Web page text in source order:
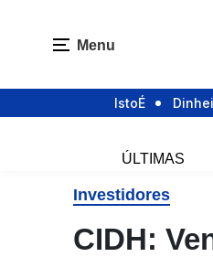
Menu
IstoÉ
ÚLTIMAS
Investidores
CIDH: